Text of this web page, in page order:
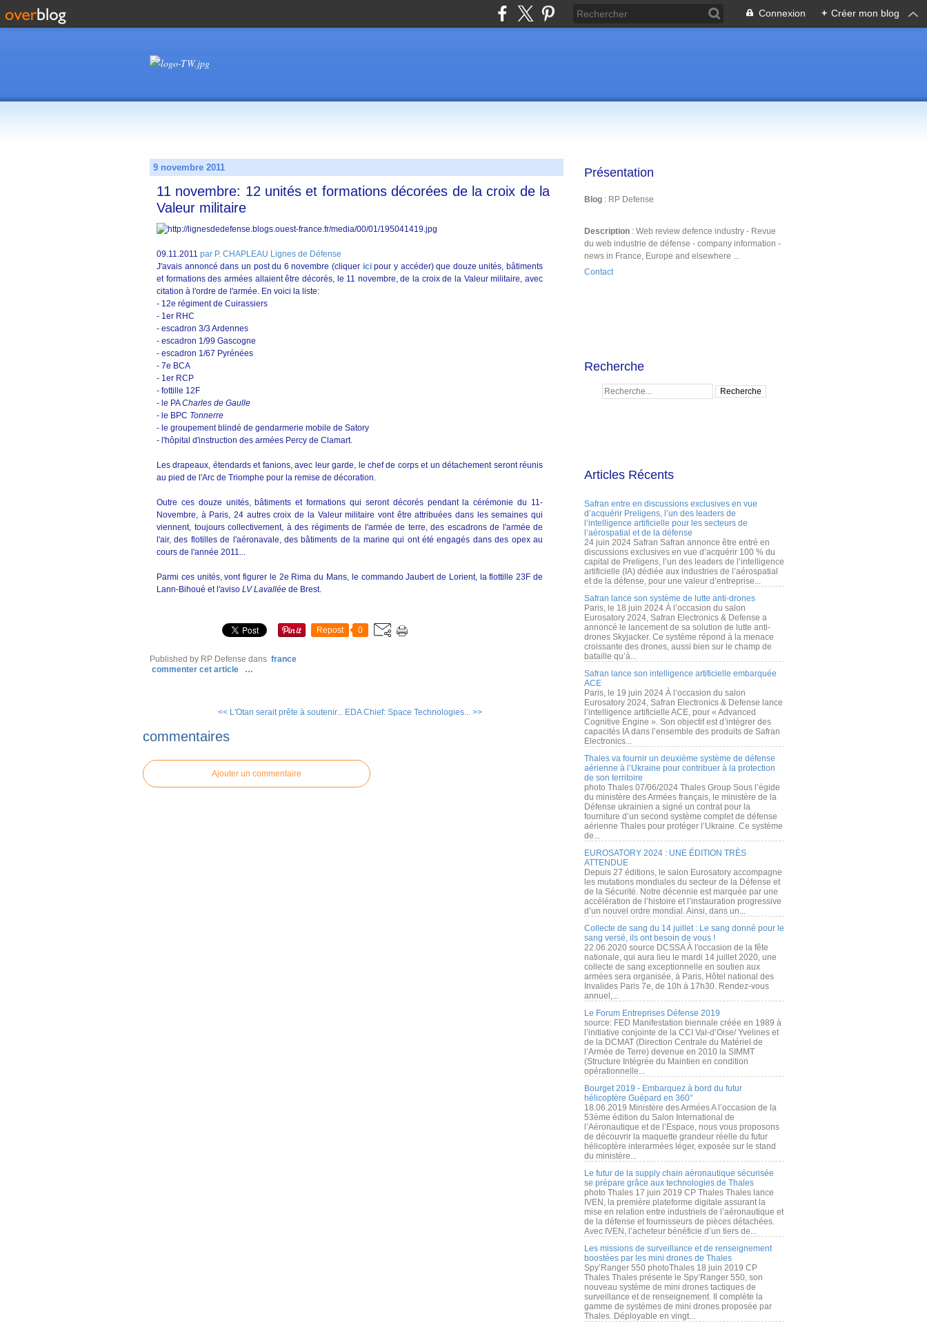
Connexion + Créer mon blog
9 novembre 2011
11 novembre: 12 unités et formations décorées de la croix de la
Valeur militaire
09.11.2011 par P. CHAPLEAU Lignes de Défense
J'avais annoncé dans un post du 6 novembre (cliquer icipour y accéder) que douze unités, bâtiments
et formations des armées allaient être décorés, le 11 novembre, de la croix de la Valeur militaire, avec
citation à l'ordre de l'armée. En voici la liste:
- 12e régiment de Cuirassiers
- 1er RHC
- escadron 3/3 Ardennes
- escadron 1/99 Gascogne
- escadron 1/67 Pyrénées
- 7e BCA
- 1er RCP
- fottille 12F
- le PACharles de Gaulle
- le BPC Tonnerre
- le groupement blindé de gendarmerie mobile de Satory
- l'hôpital d'instruction des armées Percy de Clamart.
Les drapeaux, étendards et fanions, avec leur garde, le chef de corps et un détachement seront réunis
au pied de l'Arc de Triomphe pour la remise de décoration.
Outre ces douze unités, bâtiments et formations qui seront décorés pendant la cérémonie du 11-
Novembre, à Paris, 24 autres croix de la Valeur militaire vont être attribuées dans les semaines qui
viennent, toujours collectivement, à des régiments de l'armée de terre, des escadrons de l'armée de
l'air, des flotilles de l'aéronavale, des bâtiments de la marine qui ont été engagés dans des opex au
cours de l'année 2011...
Parmi ces unités, vont figurer le 2e Rima du Mans, le commando Jaubert de Lorient, la flottille 23F de
Lann-Bihoué et l'aviso LV Lavallée de Brest.
Repost 0
Published by RP Defense dans france
commenter cet article
…
<< L'Otan serait prête à soutenir... EDA Chief: Space Technologies... >>
commentaires
Ajouter un commentaire
Présentation
Blog : RP Defense
Description : Web review defence industry - Revue
du web industrie de défense - company information -
news in France, Europe and elsewhere ...
Contact
Recherche
Articles Récents
Safran entre en discussions exclusives en vue
d’acquérir Preligens, l’un des leaders de
l’intelligence artificielle pour les secteurs de
l’aérospatial et de la défense
24 juin 2024 Safran Safran annonce être entré en
discussions exclusives en vue d’acquérir 100 % du
capital de Preligens, l’un des leaders de l’intelligence
artificielle (IA) dédiée aux industries de l’aérospatial
et de la défense, pour une valeur d’entreprise...
Safran lance son système de lutte anti-drones
Paris, le 18 juin 2024 À l’occasion du salon
Eurosatory 2024, Safran Electronics & Defense a
annoncé le lancement de sa solution de lutte anti-
drones Skyjacker. Ce système répond à la menace
croissante des drones, aussi bien sur le champ de
bataille qu’à...
Safran lance son intelligence artificielle embarquée
ACE
Paris, le 19 juin 2024 À l’occasion du salon
Eurosatory 2024, Safran Electronics & Defense lance
l’intelligence artificielle ACE, pour « Advanced
Cognitive Engine ». Son objectif est d’intégrer des
capacités IA dans l’ensemble des produits de Safran
Electronics...
Thales va fournir un deuxième système de défense
aérienne à l’Ukraine pour contribuer à la protection
de son territoire
photo Thales 07/06/2024 Thales Group Sous l’égide
du ministère des Armées français, le ministère de la
Défense ukrainien a signé un contrat pour la
fourniture d’un second système complet de défense
aérienne Thales pour protéger l’Ukraine. Ce système
de...
EUROSATORY 2024 : UNE ÉDITION TRÈS
ATTENDUE
Depuis 27 éditions, le salon Eurosatory accompagne
les mutations mondiales du secteur de la Défense et
de la Sécurité. Notre décennie est marquée par une
accélération de l’histoire et l’instauration progressive
d’un nouvel ordre mondial. Ainsi, dans un...
Collecte de sang du 14 juillet : Le sang donné pour le
sang versé, ils ont besoin de vous !
22.06.2020 source DCSSA À l'occasion de la fête
nationale, qui aura lieu le mardi 14 juillet 2020, une
collecte de sang exceptionnelle en soutien aux
armées sera organisée, à Paris, Hôtel national des
Invalides Paris 7e, de 10h à 17h30. Rendez-vous
annuel,...
Le Forum Entreprises Défense 2019
source: FED Manifestation biennale créée en 1989 à
l’initiative conjointe de la CCI Val-d’Oise/ Yvelines et
de la DCMAT (Direction Centrale du Matériel de
l’Armée de Terre) devenue en 2010 la SIMMT
(Structure Intégrée du Maintien en condition
opérationnelle...
Bourget 2019 - Embarquez à bord du futur
hélicoptère Guépard en 360°
18.06.2019 Ministère des Armées A l’occasion de la
53ème édition du Salon International de
l’Aéronautique et de l’Espace, nous vous proposons
de découvrir la maquette grandeur réelle du futur
hélicoptère interarmées léger, exposée sur le stand
du ministère...
Le futur de la supply chain aéronautique sécurisée
se prépare grâce aux technologies de Thales
photo Thales 17 juin 2019 CP Thales Thales lance
IVEN, la première plateforme digitale assurant la
mise en relation entre industriels de l’aéronautique et
de la défense et fournisseurs de pièces détachées.
Avec IVEN, l’acheteur bénéficie d’un tiers de...
Les missions de surveillance et de renseignement
boostées par les mini drones de Thales
Spy’Ranger 550 photoThales 18 juin 2019 CP
Thales Thales présente le Spy’Ranger 550, son
nouveau système de mini drones tactiques de
surveillance et de renseignement. Il complète la
gamme de systèmes de mini drones proposée par
Thales. Déployable en vingt...